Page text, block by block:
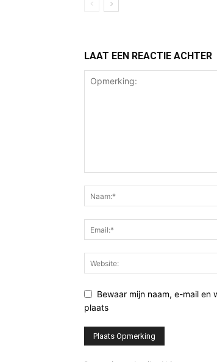
LAAT EEN REACTIE ACHTER
Bewaar mijn naam, e-mail
plaats